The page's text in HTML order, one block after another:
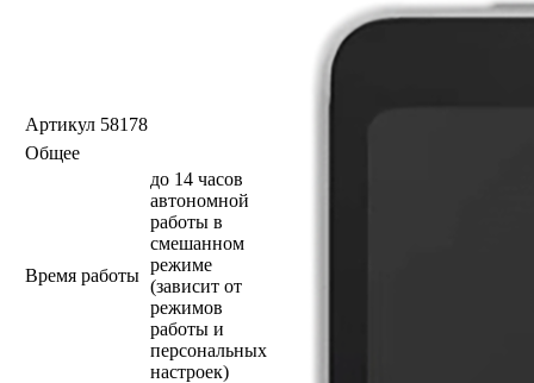
Артикул 58178
Общее
Время работы
до 14 часов
автономной
работы в
смешанном
режиме
(зависит от
режимов
работы и
персональных
настроек)